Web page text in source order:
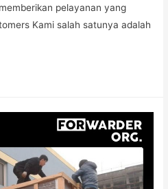
pelayanan yang
Kami salah satunya adalah